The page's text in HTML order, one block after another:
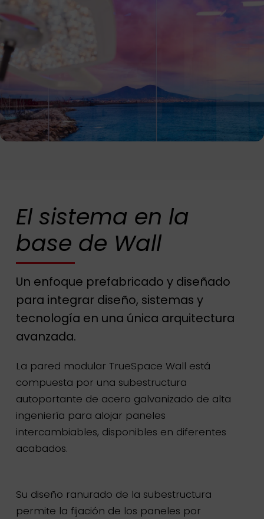
El sistema en la
base de Wall
Un enfoque prefabricado y diseñado
para integrar diseño, sistemas y
tecnología en una única arquitectura
avanzada.
La pared modular TrueSpace Wall está
compuesta por una subestructura
autoportante de acero galvanizado de alta
ingeniería para alojar paneles
intercambiables, disponibles en diferentes
acabados.
Su diseño ranurado de la subestructura
permite la fijación de los paneles por